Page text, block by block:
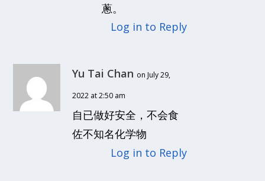
蔥。
Log in to Reply
Yu Tai Chan on July 29,
2022 at 2:50 am
自已做好安全，不会食
佐不知名化学物
Log in to Reply